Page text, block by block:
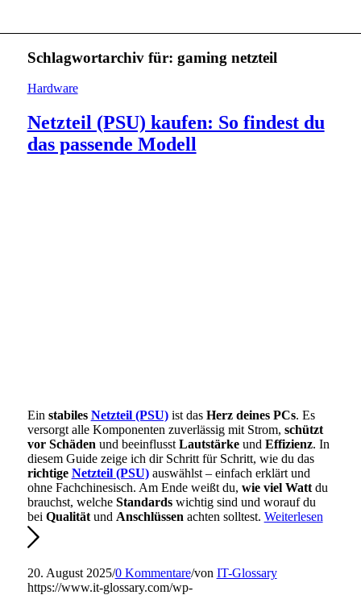
Schlagwortarchiv für: gaming netzteil
Hardware
Netzteil (PSU) kaufen: So findest du
das passende Modell
Ein stabiles Netzteil (PSU)ist das Herz deines PCs. Es
versorgt alle Komponenten zuverlässig mit Strom, schützt
vor Schäden und beeinflusst Lautstärkeund Effizienz. In
diesem Guide zeige ich dir Schritt für Schritt, wie du das
richtige Netzteil (PSU)auswählst – einfach erklärt und
ohne Fachchinesisch. Am Ende weißt du, wie viel Wattdu
brauchst, welche Standardswichtig sind und worauf du
bei Qualitätund Anschlüssen achten solltest. Weiterlesen
20. August 2025/0 Kommentare/von IT-Glossary
https://www.it-glossary.com/wp-